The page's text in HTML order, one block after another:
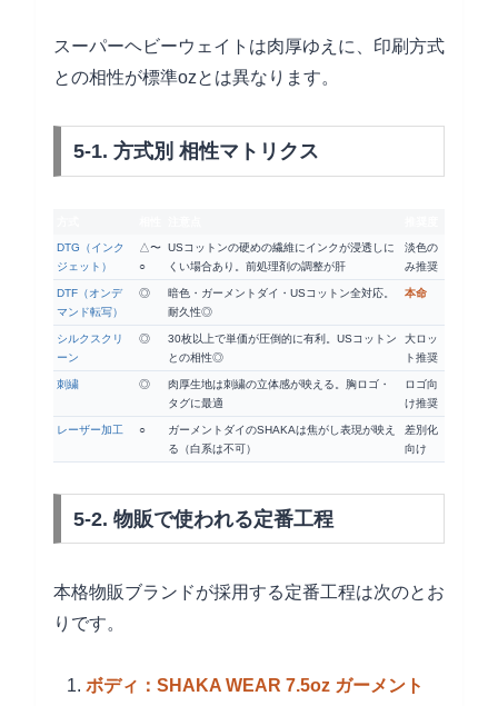
スーパーヘビーウェイトは肉厚ゆえに、印刷方式
との相性が標準ozとは異なります。
5-1. 方式別 相性マトリクス
DTG（インク
ジェット）
△〜
○
USコットンの硬めの繊維にインクが浸透しに
くい場合あり。前処理剤の調整が肝
淡色の
み推奨
DTF（オンデ
マンド転写）
◎
暗色・ガーメントダイ・USコットン全対応。
耐久性◎
本命
シルクスクリ
ーン
◎
30枚以上で単価が圧倒的に有利。USコットン
との相性◎
大ロッ
ト推奨
刺繍 ◎
肉厚生地は刺繍の立体感が映える。胸ロゴ・
タグに最適
ロゴ向
け推奨
レーザー加工 ○
ガーメントダイのSHAKAは焦がし表現が映え
る（白系は不可）
差別化
向け
5-2. 物販で使われる定番工程
本格物販ブランドが採用する定番工程は次のとお
りです。
ボディ：SHAKA WEAR 7.5oz ガーメント